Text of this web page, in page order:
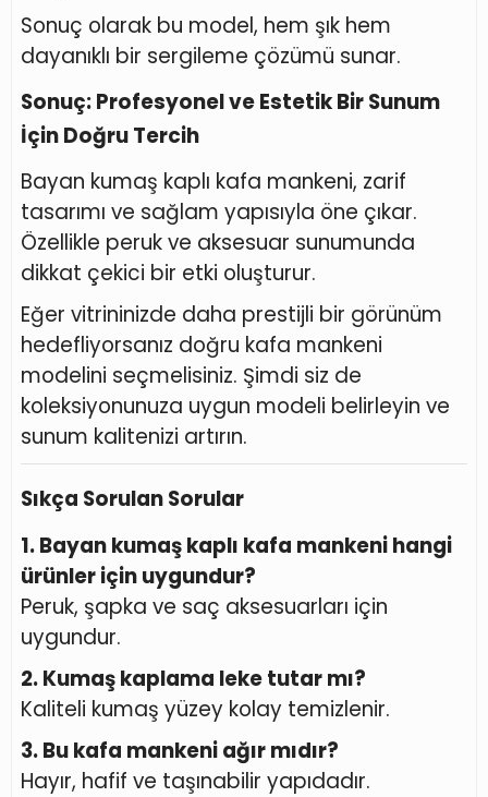
Sonuç olarak bu model, hem şık hem
dayanıklı bir sergileme çözümü sunar.
Sonuç: Profesyonel ve Estetik Bir Sunum
İçin Doğru Tercih
Bayan kumaş kaplı kafa mankeni, zarif
tasarımı ve sağlam yapısıyla öne çıkar.
Özellikle peruk ve aksesuar sunumunda
dikkat çekici bir etki oluşturur.
Eğer vitrininizde daha prestijli bir görünüm
hedefliyorsanız doğru kafa mankeni
modelini seçmelisiniz. Şimdi siz de
koleksiyonunuza uygun modeli belirleyin ve
sunum kalitenizi artırın.
Sıkça Sorulan Sorular
1. Bayan kumaş kaplı kafa mankeni hangi
ürünler için uygundur?
Peruk, şapka ve saç aksesuarları için
uygundur.
2. Kumaş kaplama leke tutar mı?
Kaliteli kumaş yüzey kolay temizlenir.
3. Bu kafa mankeni ağır mıdır?
Hayır, hafif ve taşınabilir yapıdadır.